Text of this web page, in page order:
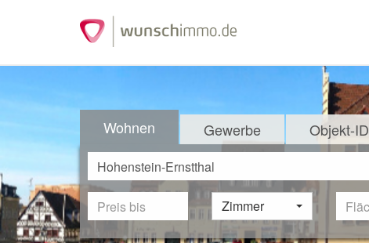
Wohnen Gewerbe Objekt-ID
Zimmer